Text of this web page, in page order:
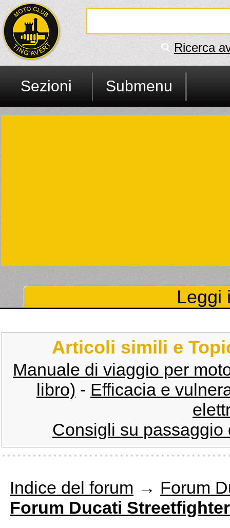
Ricerca
Sezioni Submenu
Leggi
Articoli simili e
Manuale di viaggio per
libro) - Efficacia e
Consigli su
Indice del forum → Forum
Forum Ducati